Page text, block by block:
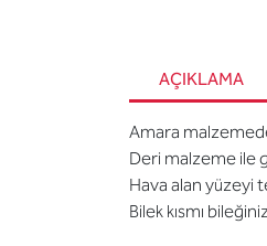
AÇIKLAMA
Amara
Deri malzeme ile
Hava alan yüzeyi
Bilek kısmı